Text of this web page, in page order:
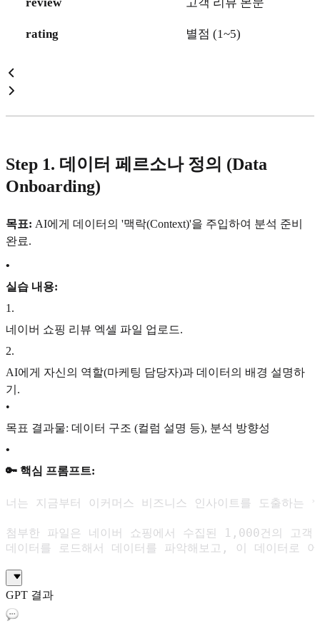
rating 별점 (1~5)
Step 1. 데이터 페르소나 정의 (Data
Onboarding)
목표: AI에게 데이터의 '맥락(Context)'을 주입하여 분석 준비
완료.
•
실습 내용:
1 .
네이버 쇼핑 리뷰 엑셀 파일 업로드.
2.
AI에게 자신의 역할(마케팅 담당자)과 데이터의 배경 설명하
기.
•
목표 결과물: 데이터 구조 (컬럼 설명 등), 분석 방향성
•
🔑 핵심 프롬프트:
너는 지금부터 이커머스 비즈니스 인사이트를 도출하
첨부한 파일은 네이버 쇼핑에서 수집된 1,000건의 고
데이터를 로드해서 데이터를 파악해보고, 이 데이터로
GPT 결과